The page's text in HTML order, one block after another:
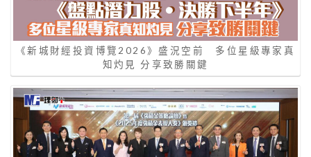
《新城財經投資博覽2026》盛況空前 多位星級專家真
知灼見 分享致勝關鍵